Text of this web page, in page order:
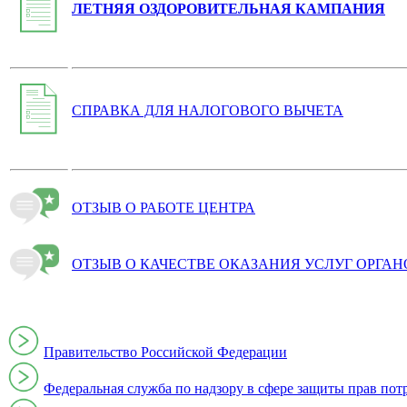
ЛЕТНЯЯ ОЗДОРОВИТЕЛЬНАЯ КАМПАНИЯ
СПРАВКА ДЛЯ НАЛОГОВОГО ВЫЧЕТА
ОТЗЫВ О РАБОТЕ ЦЕНТРА
ОТЗЫВ О КАЧЕСТВЕ ОКАЗАНИЯ УСЛУГ
Правительство Российской Федерации
Федеральная служба по надзору в сфере защиты прав